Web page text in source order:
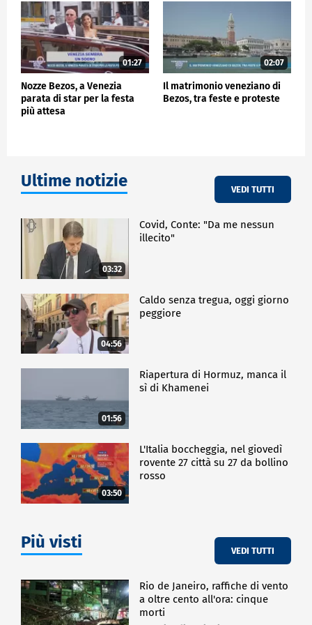
in una piccola Montecarlo. L'immagine è anche
influenzata da queste cose".
CRONACA 01:27
Nozze Bezos, a Venezia
parata di star per la festa
più attesa
02:07
Il matrimonio veneziano di
Bezos, tra feste e proteste
Ultime notizie VEDI TUTTI
03:32
Covid, Conte: "Da me nessun
illecito"
04:56
Caldo senza tregua, oggi giorno
peggiore
01:56
Riapertura di Hormuz, manca il
sì di Khamenei
03:50
L'Italia boccheggia, nel giovedì
rovente 27 città su 27 da bollino
rosso
Più visti VEDI TUTTI
Rio de Janeiro, raffiche di vento
a oltre cento all'ora: cinque
morti